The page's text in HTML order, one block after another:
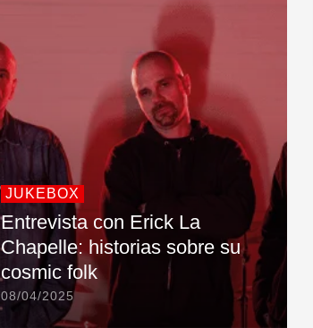
JUKEBOX
Entrevista con Erick La
Chapelle: historias sobre su
cosmic folk
08/04/2025